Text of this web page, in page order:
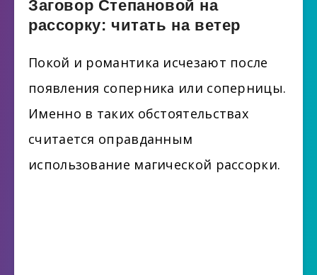
Заговор Степановой на
рассорку: читать на ветер
Покой и романтика исчезают после
появления соперника или соперницы.
Именно в таких обстоятельствах
считается оправданным
использование магической рассорки.